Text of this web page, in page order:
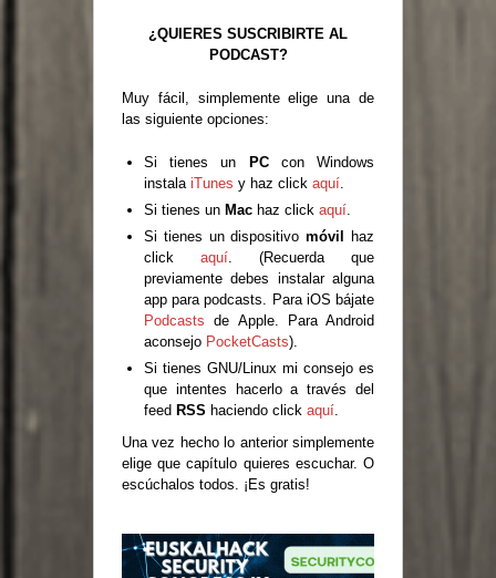
¿QUIERES SUSCRIBIRTE AL
PODCAST?
Muy fácil, simplemente elige una de
las siguiente opciones:
Si tienes un PC con Windows
instala iTunes y haz click aquí.
Si tienes un Mac haz click aquí.
Si tienes un dispositivomóvil
haz
click aquí. (Recuerda que
previamente debes instalar alguna
app para podcasts. Para iOS bájate
Podcasts de Apple. Para Android
aconsejo PocketCasts).
Si tienes GNU/Linux mi consejo es
que intentes hacerlo a través del
feed RSS haciendo click aquí.
Una vez hecho lo anterior simplemente
elige que capítulo quieres escuchar. O
escúchalos todos. ¡Es gratis!